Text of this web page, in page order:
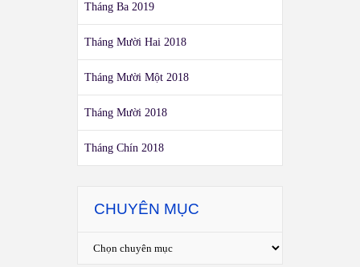
Tháng Ba 2019
Tháng Mười Hai 2018
Tháng Mười Một 2018
Tháng Mười 2018
Tháng Chín 2018
CHUYÊN MỤC